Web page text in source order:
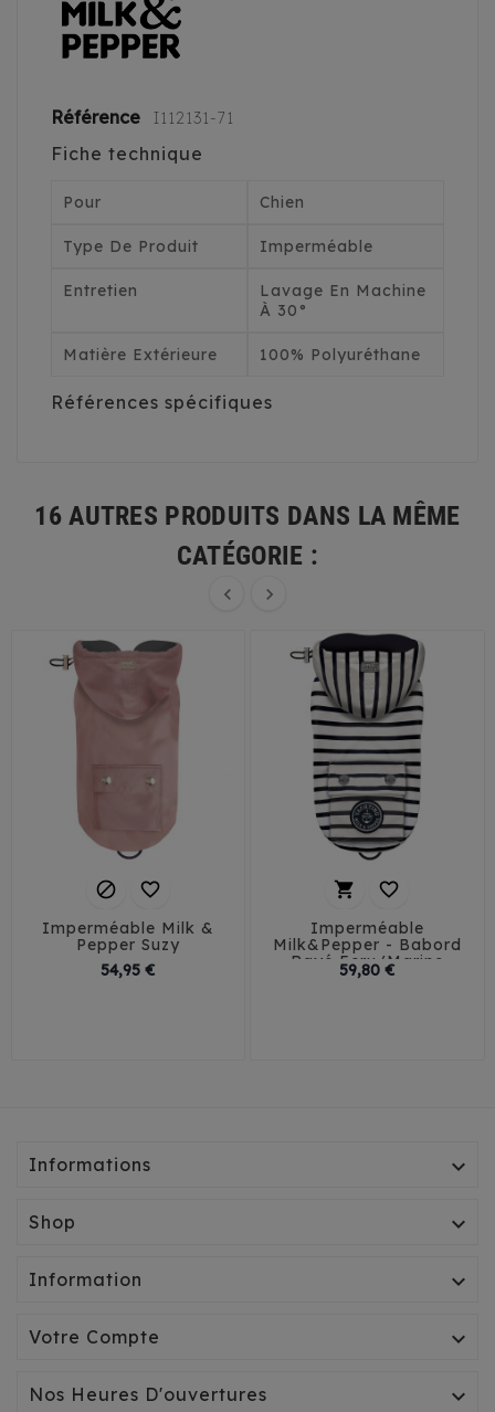
Référence I112131-71
Fiche technique
Pour Chien
Type De Produit Imperméable
Entretien
Lavage En Machine
À 30°
Matière Extérieure 100% Polyuréthane
Références spécifiques
16 AUTRES PRODUITS DANS LA MÊME
CATÉGORIE :
 
 
Imperméable Milk &
Pepper Suzy
54,95 €Prix
 
Imperméable
Milk&Pepper - Babord
Rayé Ecru/Marine
59,80 €Prix
Informations 
Shop 
Information 
Votre Compte 
Nos Heures D'ouvertures 